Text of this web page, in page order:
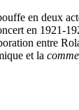
en deux
en 1921-
entre
et la